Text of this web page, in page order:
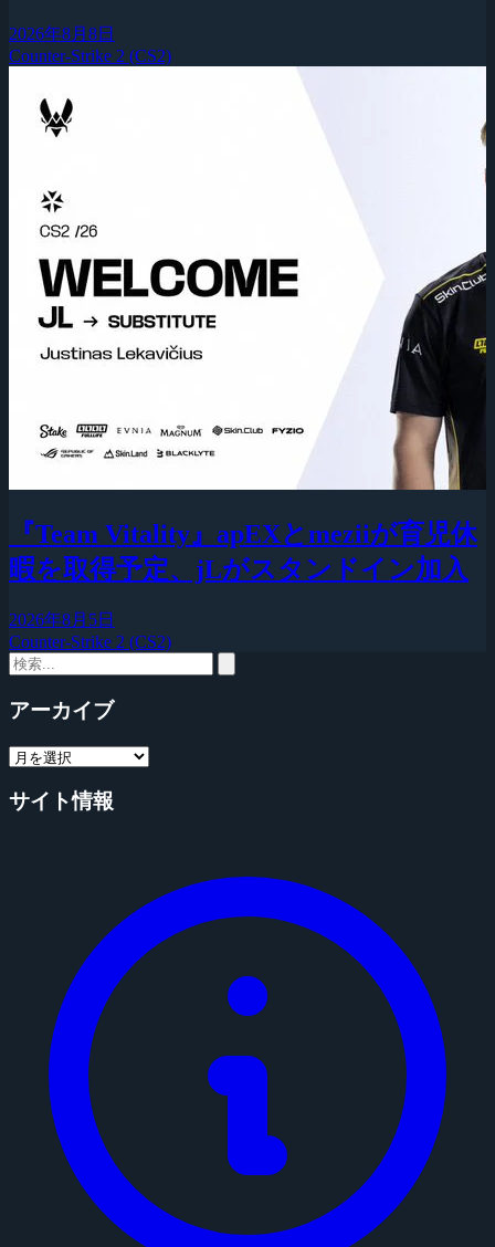
2026年8月8日
Counter-Strike 2 (CS2)
『Team Vitality』apEXとmeziiが育児休
暇を取得予定、jLがスタンドイン加入
2026年8月5日
Counter-Strike 2 (CS2)
アーカイブ
サイト情報